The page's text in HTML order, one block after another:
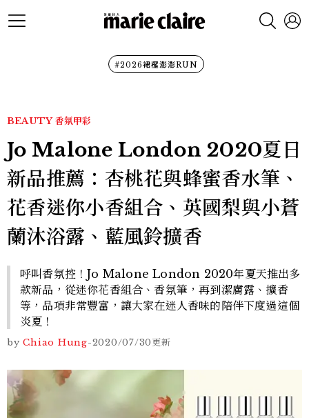
#2026裙襬澎澎RUN
BEAUTY 香氛甲彩
Jo Malone London 2020夏日
新品推薦：杏桃花與蜂蜜香水筆、
花香迷你小香組合、英國梨與小蒼
蘭沐浴露、藍風鈴擴香
呼叫香氛控！Jo Malone London 2020年夏天推出多
款新品，從迷你花香組合、香氛筆，再到潔膚露、擴香
等，品項非常豐富，讓大家在迷人香味的陪伴下度過這個
炎夏！
by Chiao Hung-2020/07/30更新